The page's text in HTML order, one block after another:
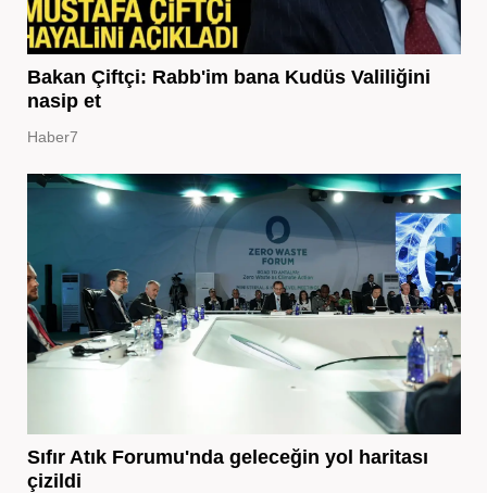
Bakan Çiftçi: Rabb'im bana Kudüs Valiliğini
nasip et
Haber7
Sıfır Atık Forumu'nda geleceğin yol haritası
çizildi